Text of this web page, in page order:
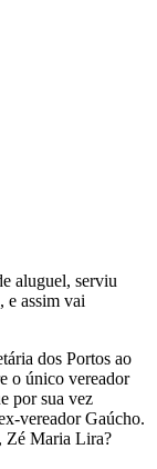
aluguel, serviu
e assim vai
dos Portos ao
o único vereador
por sua vez
vereador Gaúcho.
Zé Maria Lira?